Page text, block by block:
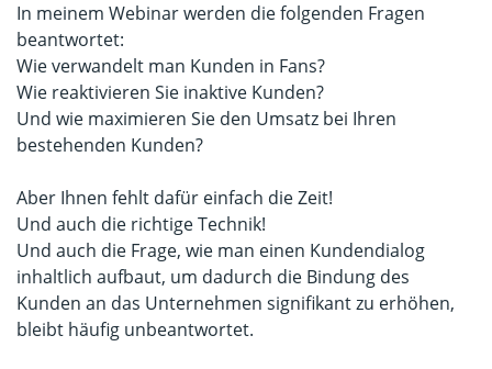
In meinem Webinar werden die folgenden Fragen
beantwortet:
Wie verwandelt man Kunden in Fans?
Wie reaktivieren Sie inaktive Kunden?
Und wie maximieren Sie den Umsatz bei Ihren
bestehenden Kunden?
Aber Ihnen fehlt dafür einfach die Zeit!
Und auch die richtige Technik!
Und auch die Frage, wie man einen Kundendialog
inhaltlich aufbaut, um dadurch die Bindung des
Kunden an das Unternehmen signifikant zu erhöhen,
bleibt häufig unbeantwortet.